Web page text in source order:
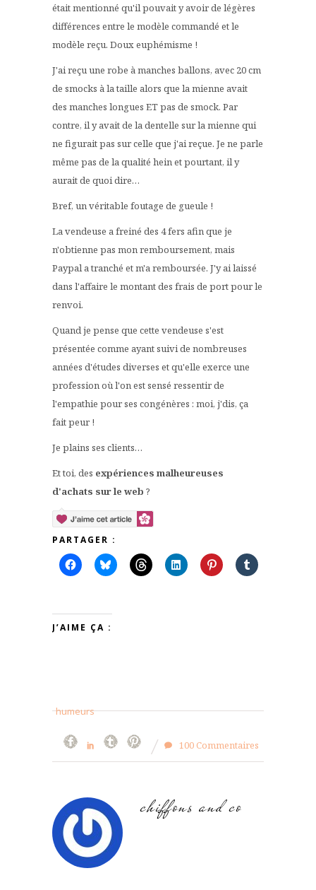
était mentionné qu'il pouvait y avoir de légères
différences entre le modèle commandé et le
modèle reçu. Doux euphémisme !
J'ai reçu une robe à manches ballons, avec 20 cm
de smocks à la taille alors que la mienne avait
des manches longues ET pas de smock. Par
contre, il y avait de la dentelle sur la mienne qui
ne figurait pas sur celle que j'ai reçue. Je ne parle
même pas de la qualité hein et pourtant, il y
aurait de quoi dire…
Bref, un véritable foutage de gueule !
La vendeuse a freiné des 4 fers afin que je
n'obtienne pas mon remboursement, mais
Paypal a tranché et m'a remboursée. J'y ai laissé
dans l'affaire le montant des frais de port pour le
renvoi.
Quand je pense que cette vendeuse s'est
présentée comme ayant suivi de nombreuses
années d'études diverses et qu'elle exerce une
profession où l'on est sensé ressentir de
l'empathie pour ses congénères : moi, j'dis, ça
fait peur !
Je plains ses clients…
Et toi, des expériences malheureuses
d'achats sur le web ?
PARTAGER :
J’AIME ÇA :
humeurs
100 Commentaires
chiffons and co